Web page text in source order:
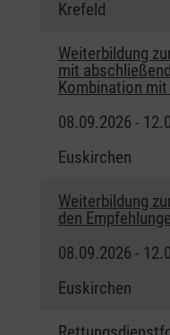
Krefeld
Weiterbildung
mit
Kombination
08.09.2026 -
Euskirchen
Weiterbildung
den
08.09.2026 -
Euskirchen